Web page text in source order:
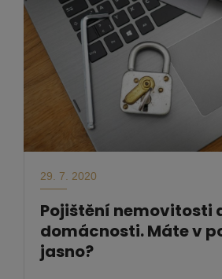
29. 7. 2020
Pojištění nemovitosti
domácnosti. Máte v
jasno?